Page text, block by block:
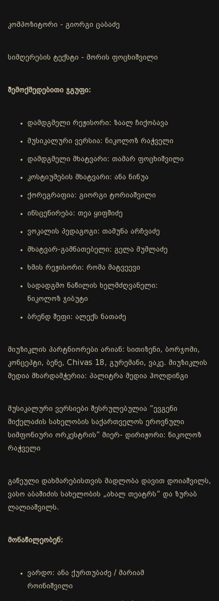
კომპოზიტორი - გიორგი ცაბაძე
სიმღერების ტექსტი - მორის ფოცხიშვილი
შემოქმედებითი ჯგუფი:
დამდგმელი რეჟისორი: ზაალ ჩიქობავა
მუსიკალური ვერსია: ნიკოლოზ რაჭველი
დამდგმელი მხატვარი: თამარ ფოცხიშვილი
კოსტიუმების მხატვარი: ანა ნინუა
ქორეგრაფია: გიორგი ტორიაშვილი
ინსცენირება: თეა ყიფშიძე
ვოკალის პედაგოგი: თამუნა არჩვაძე
მხატვარ-გამნათებელი: გელა მუმლაძე
ხმის რეჟისორი: რომა მატვეევი
სადადგმო ნაწილის ხელმძღვანელი:
ნიკოლოზ ჯიბუტი
ბრენდ შეფი: ალექს ნათაძე
მიუზიკლის პარტნიორები არიან: სითიზენი, ბორჯომი,
კონცეპტი, ბენე, Chivas 18, გურემანი, ვაკე. მიუზიკლის
მედია მხარდამჭერია: პალიტრა მედია ჰოლდინგი
მუსიკალური ვერსიები შესრულებულია “ევგენი
მიქელაძის სახელობის საქართველოს ეროვნული
სიმფონიური ორკესტრის” მიერ- დირიჟორი: ნიკოლოზ
რაჭველი
გაწეული დახმარებისთვის მადლობა დავით დოიაშვილს,
ვასო აბაშიძის სახელობის „ახალ თეატრს“ და ზურაბ
ლალიაშვილს.
მონაწილეობენ:
ვარდო: ანა ქურთუბაძე / მარიამ
როინიშვილი